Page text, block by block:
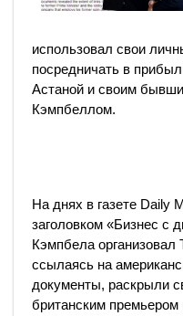
использовал свои
посредничать в
Астаной и своим
Кэмпбеллом.
На днях в газете Daily
заголовком «Бизнес с
Кэмпбела организовал
ссылаясь на
документы, раскрыли
британским премьером